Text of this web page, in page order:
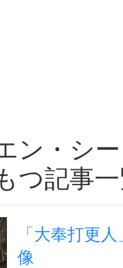
ン・シ
つ記事
「大奉打更
像